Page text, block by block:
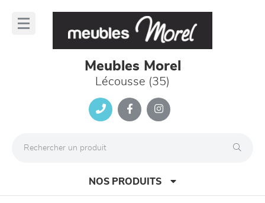
Meubles Morel
Lécousse (35)
NOS PRODUITS